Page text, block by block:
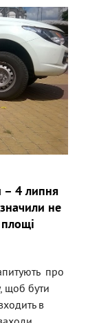
– 4 липня
не
про
щоб бути
в